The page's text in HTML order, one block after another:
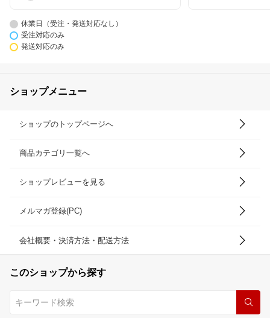
休業日（受注・発送対応なし）
受注対応のみ
発送対応のみ
ショップメニュー
ショップのトップページへ
商品カテゴリ一覧へ
ショップレビューを見る
メルマガ登録(PC)
会社概要・決済方法・配送方法
このショップから探す